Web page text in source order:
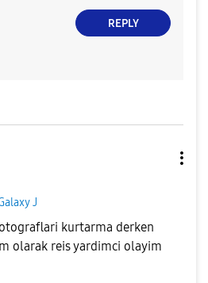
REPLY
J
kurtarma derken
olarak reis yardimci olayim